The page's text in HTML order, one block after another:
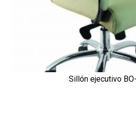
Sillón ejecutivo